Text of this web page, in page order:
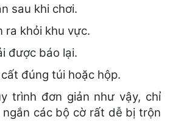
sau khi chơi.
ra khỏi khu vực.
được báo lại.
đúng túi hoặc hộp.
trình đơn giản như vậy, chỉ
các bộ cờ rất dễ bị trộn